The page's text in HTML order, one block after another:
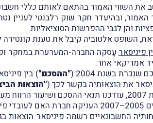
את השווי האמור בהתאם לאותם כללי
האמור, ובהיעדר חקר שוק רלבנטי לעניין
והן לגבי ההפרשות הסוציאליות.
השופט אלטוביה קיבל את טענת קונטירה
פיניסאר עָסקה החברה-המערערת במחקר
אמריקאי אחר.
שנכרת בשנת 2004 (
"ההסכם") בין
את הוצאותיה בקשר לכך ("הוצאות
2007 (
הקבוע בסעיף 102 לפקודה.
החשבונאיים רשמה פיניסאר הוצאות